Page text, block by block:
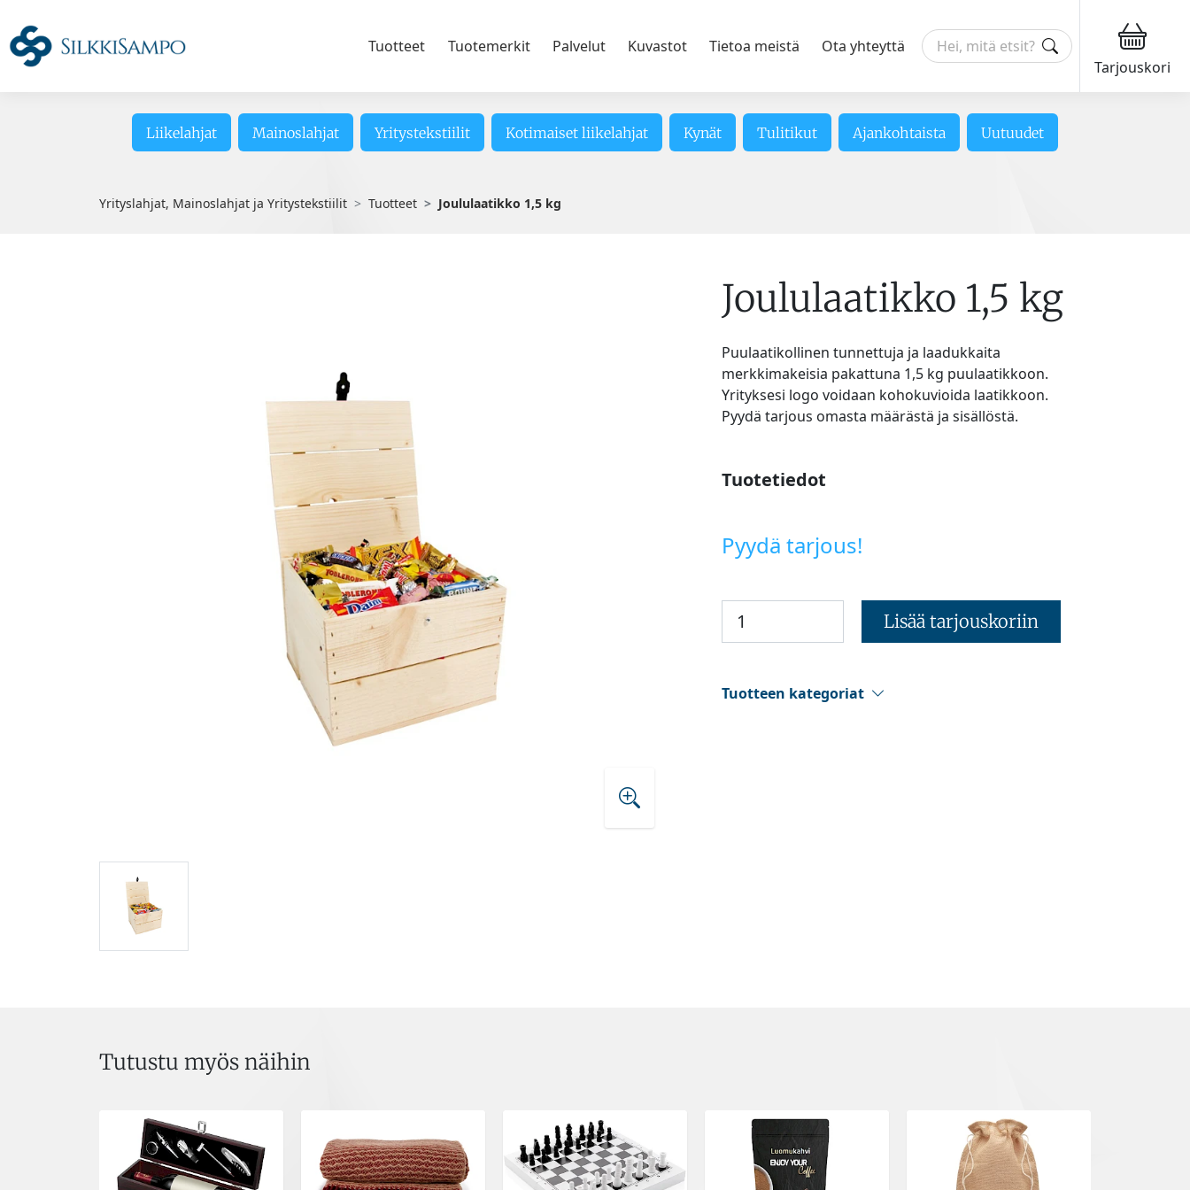
Tuotteet Tuotemerkit Palvelut Kuvastot Tietoa meistä
Ota yhteyttä
Tarjouskori
Liikelahjat Mainoslahjat Yritystekstiilit Kotimaiset liikelahjat Kynät Tulitikut Ajankohtaista Uutuudet
Yrityslahjat, Mainoslahjat ja Yritystekstiilit Tuotteet Joululaatikko 1,5 kg
Joululaatikko 1,5 kg
Puulaatikollinen tunnettuja ja laadukkaita
merkkimakeisia pakattuna 1,5 kg puulaatikkoon.
Yrityksesi logo voidaan kohokuvioida laatikkoon.
Pyydä tarjous omasta määrästä ja sisällöstä.
Tuotetiedot
Pyydä tarjous!
Lisää tarjouskoriin
Tuotteen kategoriat
Tutustu myös näihin